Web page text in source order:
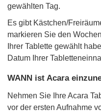
gewählten Tag.
Es gibt Kästchen/
markieren Sie den
Ihrer Tablette gewählt
Datum Ihrer
WANN ist Acara
Nehmen Sie Ihre Acara
vor der ersten Aufnahme